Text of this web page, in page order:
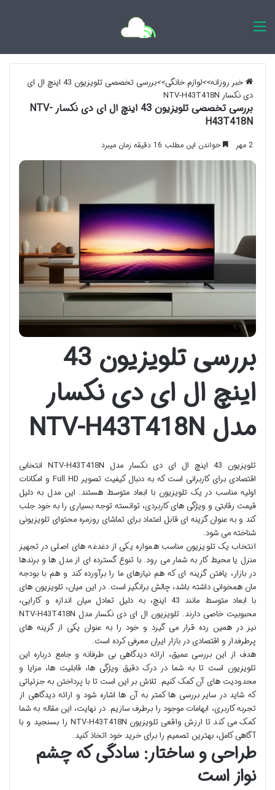
خبر روزانه>>لوازم خانگی>>
بررسی تخصصی تلویزیون 43 اینچ ال ای
دی نکسار NTV-H43T418N
بررسی تخصصی تلویزیون 43 اینچ ال ای دی نکسار NTV-
H43T418N
2 مهر خواندن این مطلب 16 دقیقه زمان میبرد
بررسی تلویزیون 43
اینچ ال ای دی نکسار
مدل NTV-H43T418N
تلویزیون 43 اینچ ال ای دی نکسار مدل NTV-H43T418N انتخابی
اقتصادی برای کاربرانی است که به دنبال کیفیت تصویر Full HD و امکانات
اولیه مناسب در یک تلویزیون با ابعاد متوسط هستند. این مدل به دلیل
قیمت رقابتی و ویژگی های کاربردی، توانسته توجه بسیاری را به خود جلب
کند و به عنوان گزینه ای قابل اعتماد برای تماشای روزمره محتوای تلویزیونی
شناخته می شود.
انتخاب یک تلویزیون مناسب همواره یکی از دغدغه های اصلی در تجهیز
منزل یا محیط کار به شمار می رود. با تنوع گسترده ای از مدل ها و برندها
در بازار، یافتن گزینه ای که هم نیازهای ما را برآورده کند و هم با بودجه
مان همخوانی داشته باشد، چالش برانگیز است. در این میان، تلویزیون های
با ابعاد متوسط مانند 43 اینچ، به دلیل تعادل میان اندازه و کارایی،
محبوبیت خاصی دارند. تلویزیون ال ای دی نکسار مدل NTV-H43T418N
نیز در همین رده قرار می گیرد و خود را به عنوان یکی از گزینه های
پرطرفدار و اقتصادی در بازار ایران معرفی کرده است.
هدف از این بررسی عمیق، ارائه دیدگاهی بی طرفانه و جامع درباره این
تلویزیون است تا به شما در درک دقیق ویژگی ها، قابلیت ها، مزایا و
محدودیت های آن کمک کنیم. تلاش بر این است تا با پرداختن به جزئیاتی
که شاید در سایر بررسی ها کمتر به آن ها اشاره شود و ارائه دیدگاهی از
تجربه کاربری، ابهامات موجود را برطرف سازیم. در نهایت، این مقاله به شما
کمک می کند تا ارزش واقعی تلویزیون NTV-H43T418N را بسنجید و با
آگاهی کامل، بهترین تصمیم را برای خرید خود اتخاذ کنید.
طراحی و ساختار: سادگی که چشم
نواز است